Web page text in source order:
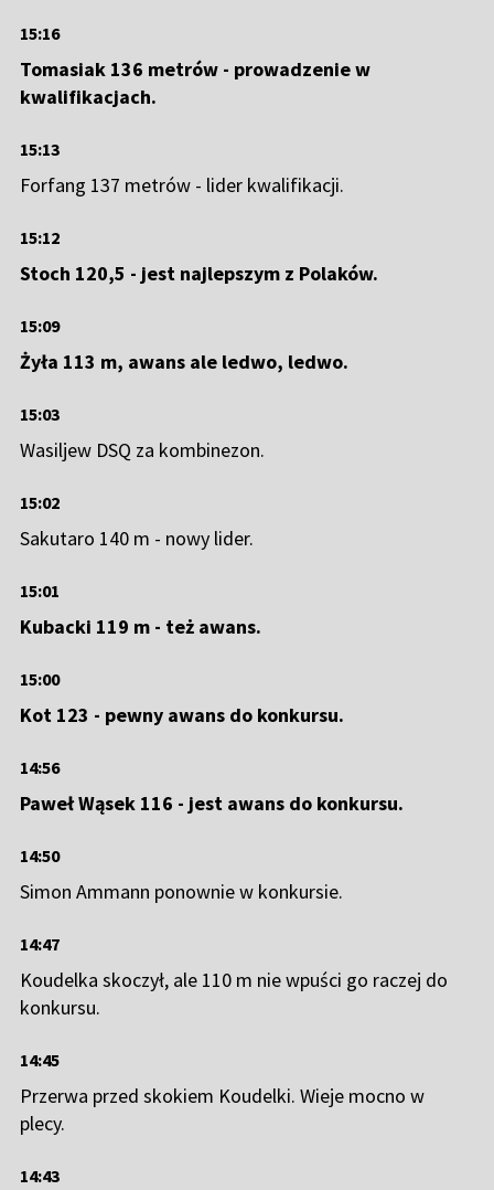
15:16
Tomasiak 136 metrów - prowadzenie w
kwalifikacjach.
15:13
Forfang 137 metrów - lider kwalifikacji.
15:12
Stoch 120,5 - jest najlepszym z Polaków.
15:09
Żyła 113 m, awans ale ledwo, ledwo.
15:03
Wasiljew DSQ za kombinezon.
15:02
Sakutaro 140 m - nowy lider.
15:01
Kubacki 119 m - też awans.
15:00
Kot 123 - pewny awans do konkursu.
14:56
Paweł Wąsek 116 - jest awans do konkursu.
14:50
Simon Ammann ponownie w konkursie.
14:47
Koudelka skoczył, ale 110 m nie wpuści go raczej do
konkursu.
14:45
Przerwa przed skokiem Koudelki. Wieje mocno w
plecy.
14:43